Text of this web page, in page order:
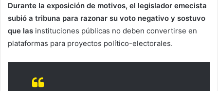
Durante la exposición de motivos, el legislador emecista
subió a tribuna para razonar su voto negativo y sostuvo
que las instituciones públicas no deben convertirse en
plataformas para proyectos político-electorales.